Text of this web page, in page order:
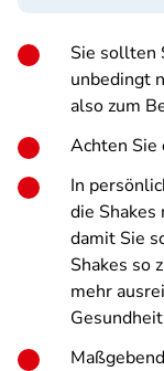
Sie sollten
unbedingt
also zum
Achten Sie
In
die
damit Sie
Shakes so
mehr